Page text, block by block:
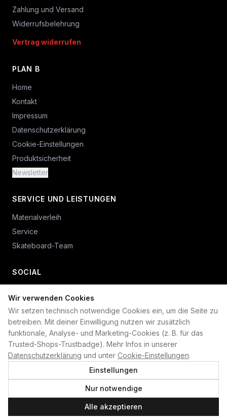
Wir verwenden Cookies
Wir setzen technisch notwendige Cookies ein, um die Seite zu
betreiben. Mit deiner Einwilligung nutzen wir zusätzlich
funktionale, Analyse- und Marketing-Cookies (z. B. für das
Trusted-Shops-Trustbadge). Mehr Infos in unserer
Datenschutzerklärung und unter Cookie-Einstellungen.
Einstellungen
Nur notwendige
Alle akzeptieren
Zahlung und Versand
Widerrufsbelehrung
Vertrag widerrufen
PLAN B
Home
Kontakt
Impressum
Datenschutzerklärung
Cookie-Einstellungen
Produktsicherheit
Newsletter
SERVICE UND LEISTUNGEN
Materialverleih
Service
Skateboard-Team
SOCIAL
+49 234 687 00 38
shop@plan-b-funsport.de
Sichere Zahlung mit:
©2026Plan B. Alle Rechte vorbehalten.